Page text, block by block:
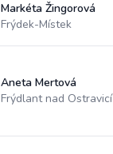
Markéta Žingorová
Frýdek-Místek
Aneta Mertová
Frýdlant nad Ostravicí